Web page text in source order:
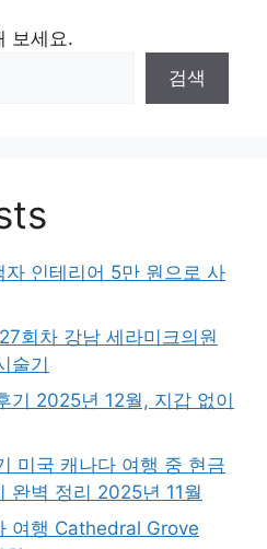
보세요.
검색
인테리어 5만 원으로 사
회차 강남 세라미크의원
술기
기 2025년 12월, 지갑 없이
미국 캐나다 여행 중 현금
완벽 정리 2025년 11월
여행 Cathedral Grove